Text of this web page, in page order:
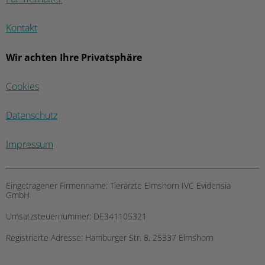
Kontakt
Wir achten Ihre Privatsphäre
Cookies
Datenschutz
Impressum
Eingetragener Firmenname: Tierärzte Elmshorn IVC Evidensia
GmbH
Umsatzsteuernummer: DE341105321
Registrierte Adresse: Hamburger Str. 8, 25337 Elmshorn